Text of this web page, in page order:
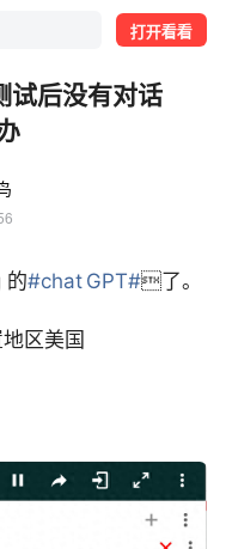
打开看看
试后没有对话
的#chat GPT#了。
区美国